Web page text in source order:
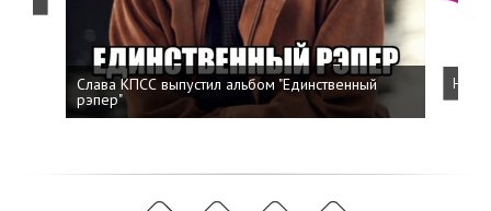
Слава КПСС выпустил альбом "Единственный
рэпер"